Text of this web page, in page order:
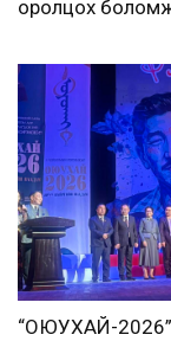
оролцох
“ОЮУХАЙ-